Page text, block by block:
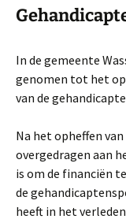
In de gemeente
genomen tot het
van de
Na het opheffen
overgedragen aan
is om de financiën
de
heeft in het